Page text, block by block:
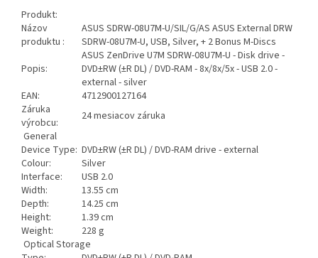
Produkt:
Názov
produktu :
ASUS SDRW-08U7M-U/SIL/G/AS ASUS External DRW
SDRW-08U7M-U, USB, Silver, + 2 Bonus M-Discs
Popis:
ASUS ZenDrive U7M SDRW-08U7M-U - Disk drive -
DVD±RW (±R DL) / DVD-RAM - 8x/8x/5x - USB 2.0 -
external - silver
EAN:
4712900127164
Záruka
výrobcu:
24 mesiacov záruka
General
Device Type: DVD±RW (±R DL) / DVD-RAM drive - external
Colour:
Silver
Interface:
USB 2.0
Width:
13.55 cm
Depth:
14.25 cm
Height:
1.39 cm
Weight:
228 g
Optical Storage